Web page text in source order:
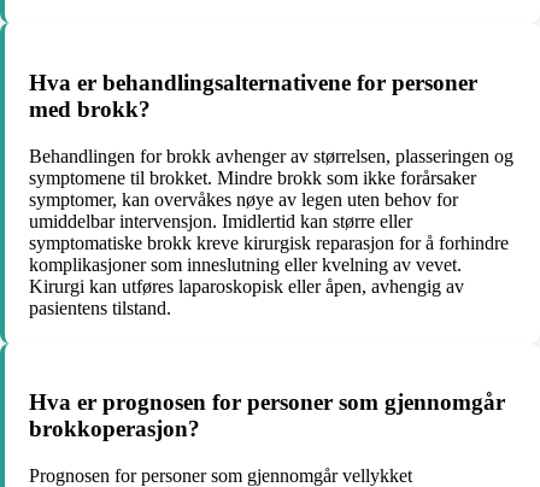
Hva er behandlingsalternativene for personer
med brokk?
Behandlingen for brokk avhenger av størrelsen, plasseringen og
symptomene til brokket. Mindre brokk som ikke forårsaker
symptomer, kan overvåkes nøye av legen uten behov for
umiddelbar intervensjon. Imidlertid kan større eller
symptomatiske brokk kreve kirurgisk reparasjon for å forhindre
komplikasjoner som inneslutning eller kvelning av vevet.
Kirurgi kan utføres laparoskopisk eller åpen, avhengig av
pasientens tilstand.
Hva er prognosen for personer som gjennomgår
brokkoperasjon?
Prognosen for personer som gjennomgår vellykket